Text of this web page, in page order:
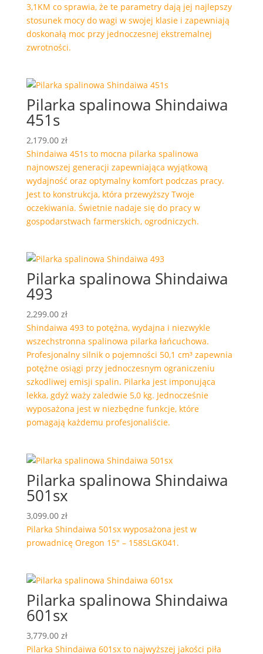
3,1KM co sprawia, że te parametry dają jej najlepszy
stosunek mocy do wagi w swojej klasie i zapewniają
doskonałą moc przy jednoczesnej ekstremalnej
zwrotności.
Pilarka spalinowa Shindaiwa
451s
2,179.00 zł
Shindaiwa 451s to mocna pilarka spalinowa
najnowszej generacji zapewniająca wyjątkową
wydajność oraz optymalny komfort podczas pracy.
Jest to konstrukcja, która przewyższy Twoje
oczekiwania. Świetnie nadaje się do pracy w
gospodarstwach farmerskich, ogrodniczych.
Pilarka spalinowa Shindaiwa
493
2,299.00 zł
Shindaiwa 493 to potężna, wydajna i niezwykle
wszechstronna spalinowa pilarka łańcuchowa.
Profesjonalny silnik o pojemności 50,1 cm³ zapewnia
potężne osiągi przy jednoczesnym ograniczeniu
szkodliwej emisji spalin. Pilarka jest imponująca
lekka, gdyż waży zaledwie 5,0 kg. Jednocześnie
wyposażona jest w niezbędne funkcje, które
pomagają każdemu profesjonaliście.
Pilarka spalinowa Shindaiwa
501sx
3,099.00 zł
Pilarka Shindaiwa 501sx wyposażona jest w
prowadnicę Oregon 15″ – 158SLGK041.
Pilarka spalinowa Shindaiwa
601sx
3,779.00 zł
Pilarka Shindaiwa 601sx to najwyższej jakości piła